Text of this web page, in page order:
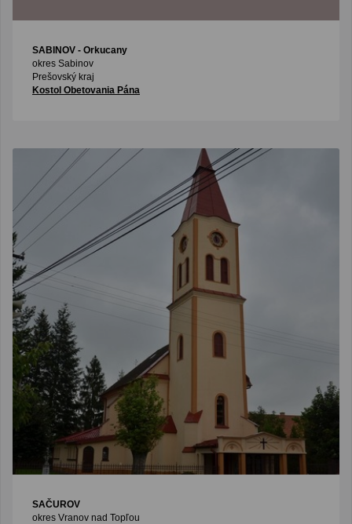
SABINOV - Orkucany
okres Sabinov
Prešovský kraj
Kostol Obetovania Pána
SAČUROV
okres Vranov nad Topľou